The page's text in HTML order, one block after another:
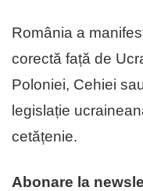
România a
corectă față de
Poloniei, Cehiei
legislație
cetățenie.
Abonare la